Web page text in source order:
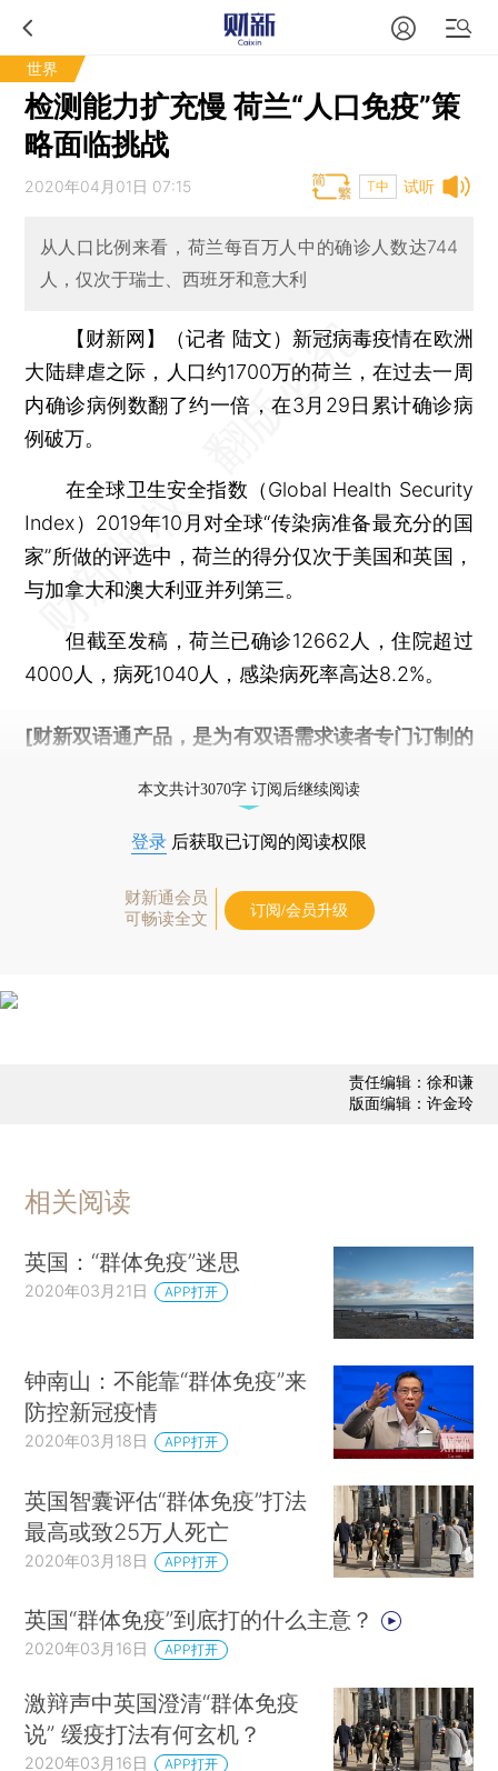
世界
检测能力扩充慢 荷兰“人口免疫”策
略面临挑战
试听
2020年04月01日 07:15 T中
从人口比例来看，荷兰每百万人中的确诊人数达744
人，仅次于瑞士、西班牙和意大利
【财新网】（记者 陆文） 新冠病毒疫情在欧洲
大陆肆虐之际，人口约1700万的荷兰，在过去一周
内确诊病例数翻了约一倍，在3月29日累计确诊病
例破万。
在全球卫生安全指数（Global Health Security
Index）2019年10月对全球“传染病准备最充分的国
家”所做的评选中，荷兰的得分仅次于美国和英国，
与加拿大和澳大利亚并列第三。
但截至发稿，荷兰已确诊12662人，住院超过
4000人，病死1040人，感染病死率高达8.2%。
[财新双语通产品，是为有双语需求读者专门订制的
本文共计3070字 订阅后继续阅读
登录 后获取已订阅的阅读权限
财新通会员
可畅读全文
订阅/会员升级
责任编辑：徐和谦
版面编辑：许金玲
相关阅读
英国：“群体免疫”迷思
2020年03月21日 APP打开
钟南山：不能靠“群体免疫”来
防控新冠疫情
2020年03月18日 APP打开
英国智囊评估“群体免疫”打法
最高或致25万人死亡
2020年03月18日 APP打开
英国“群体免疫”到底打的什么主意？
2020年03月16日 APP打开
激辩声中英国澄清“群体免疫
说” 缓疫打法有何玄机？
2020年03月16日 APP打开